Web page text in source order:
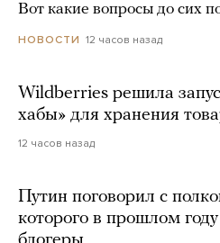
Вот какие вопросы до сих
НОВОСТИ 12 часов назад
Wildberries решила
хабы» для хранения
12 часов назад
Путин поговорил с
которого в прошлом